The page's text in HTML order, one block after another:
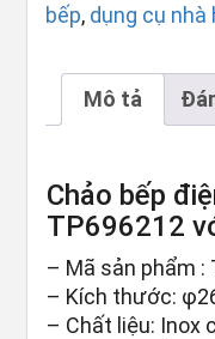
bếp, dụng cụ nhà
Mô tả
Chảo bếp
TP696212
– Mã sản phẩm :
– Kích thước:
– Chất liệu: Inox